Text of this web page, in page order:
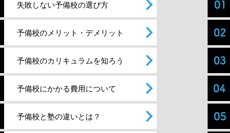
失敗しない予備校の選び方
予備校のメリット・デメリット
予備校のカリキュラムを知ろう
予備校にかかる費用について
予備校と塾の違いとは？